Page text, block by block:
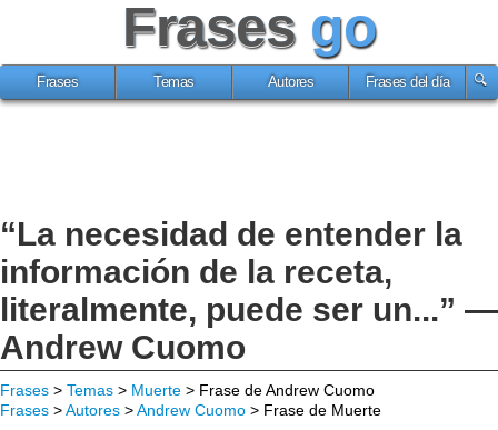
Frases go
Frases Temas Autores Frases del día
“La necesidad de entender la
información de la receta,
literalmente, puede ser un...” —
Andrew Cuomo
Frases > Temas > Muerte > Frase de Andrew Cuomo
Frases >Autores >Andrew Cuomo > Frase de Muerte